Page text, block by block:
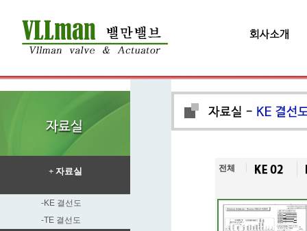
+ 자료실
-KE 결선도
-TE 결선도
전체